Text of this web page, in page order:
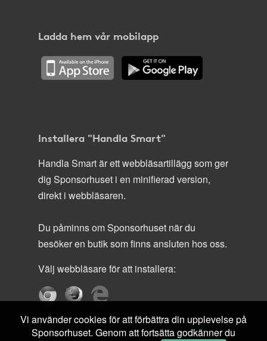
Ladda hem vår mobilapp
Installera "Handla Smart"
Handla Smart är ett webbläsartillägg som ger
dig Sponsorhuset i en minifierad version,
direkt i webbläsaren.
Du påminns om Sponsorhuset när du
besöker en butik som finns ansluten hos oss.
Välj webbläsare för att installera:
Vi använder cookies för att förbättra din upplevelse på
Sponsorhuset. Genom att fortsätta godkänner du